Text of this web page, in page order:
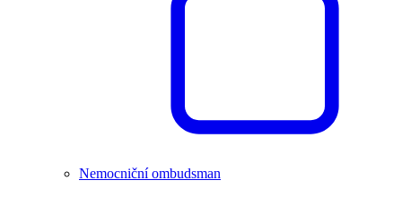
Nemocniční ombudsman